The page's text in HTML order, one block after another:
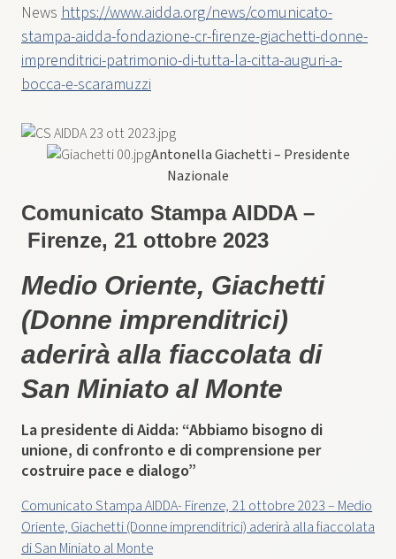
News https://www.aidda.org/news/comunicato-
stampa-aidda-fondazione-cr-firenze-giachetti-donne-
imprenditrici-patrimonio-di-tutta-la-citta-auguri-a-
bocca-e-scaramuzzi
Antonella Giachetti – Presidente
Nazionale
Comunicato Stampa AIDDA –
Firenze, 21 ottobre 2023
Medio Oriente, Giachetti
(Donne imprenditrici)
aderirà alla fiaccolata di
San Miniato al Monte
La presidente di Aidda: “Abbiamo bisogno di
unione, di confronto e di comprensione per
costruire pace e dialogo”
Comunicato Stampa AIDDA- Firenze, 21 ottobre 2023 – Medio
Oriente, Giachetti (Donne imprenditrici) aderirà alla fiaccolata
di San Miniato al Monte